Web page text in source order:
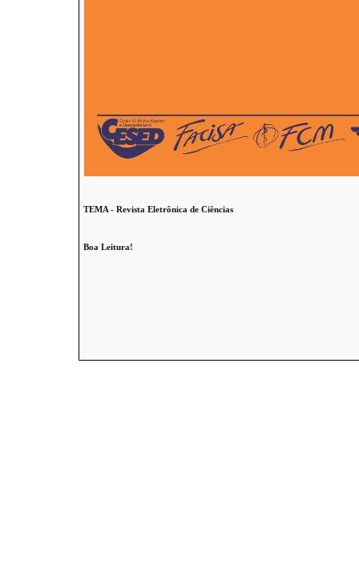
TEMA - Revista Eletrônica de Ciências
Boa Leitura!